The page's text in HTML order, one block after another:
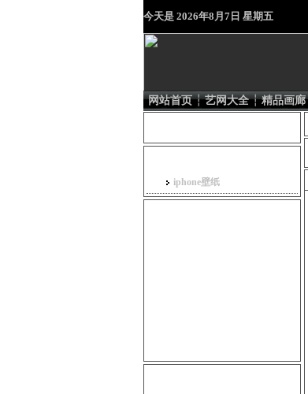
今天是 2026年8月7日 星期五
网站首页 ┆ 艺网大全 ┆ 精品画廊
iphone壁纸